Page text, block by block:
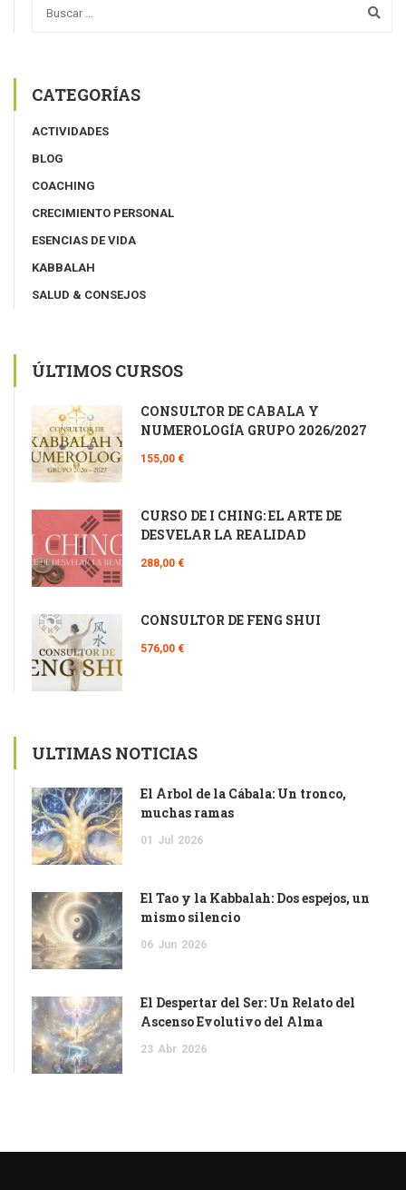
CATEGORÍAS
ACTIVIDADES
BLOG
COACHING
CRECIMIENTO PERSONAL
ESENCIAS DE VIDA
KABBALAH
SALUD & CONSEJOS
ÚLTIMOS CURSOS
CONSULTOR DE CÁBALA Y
NUMEROLOGÍA GRUPO 2026/2027
155,00 €
CURSO DE I CHING: EL ARTE DE
DESVELAR LA REALIDAD
288,00 €
CONSULTOR DE FENG SHUI
576,00 €
ULTIMAS NOTICIAS
El Árbol de la Cábala: Un tronco,
muchas ramas
01 Jul 2026
El Tao y la Kabbalah: Dos espejos, un
mismo silencio
06 Jun 2026
El Despertar del Ser: Un Relato del
Ascenso Evolutivo del Alma
23 Abr 2026